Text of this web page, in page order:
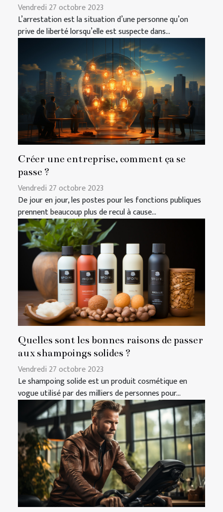
Vendredi 27 octobre 2023
L’arrestation est la situation d’une personne qu’on
prive de liberté lorsqu’elle est suspecte dans...
Créer une entreprise, comment ça se
passe ?
Vendredi 27 octobre 2023
De jour en jour, les postes pour les fonctions publiques
prennent beaucoup plus de recul à cause...
Quelles sont les bonnes raisons de passer
aux shampoings solides ?
Vendredi 27 octobre 2023
Le shampoing solide est un produit cosmétique en
vogue utilisé par des milliers de personnes pour...